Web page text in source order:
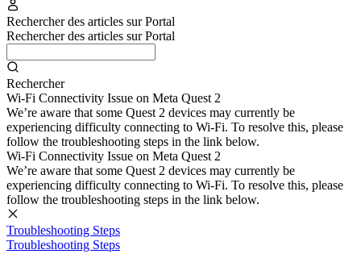
Rechercher des articles sur Portal
Rechercher des articles sur Portal
Rechercher
Wi-Fi Connectivity Issue on Meta Quest 2
We’re aware that some Quest 2 devices may currently be
experiencing difficulty connecting to Wi-Fi. To resolve this, please
follow the troubleshooting steps in the link below.
Wi-Fi Connectivity Issue on Meta Quest 2
We’re aware that some Quest 2 devices may currently be
experiencing difficulty connecting to Wi-Fi. To resolve this, please
follow the troubleshooting steps in the link below.
Troubleshooting Steps
Troubleshooting Steps